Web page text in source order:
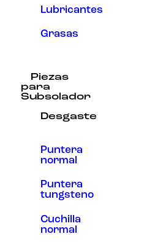
Lubricantes
Grasas
Piezas
para
Subsolador
Desgaste
Puntera
normal
Puntera
tungsteno
Cuchilla
normal